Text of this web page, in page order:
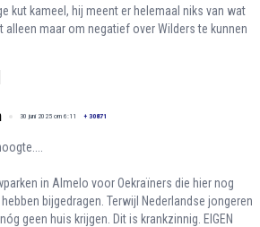
kut kameel, hij meent er helemaal niks van wat
alleen maar om negatief over Wilders te kunnen
30 juni 2025 om 6:11 + 30871
in Almelo voor Oekraïners die hier nog
bijgedragen. Terwijl Nederlandse jongeren
geen huis krijgen. Dit is krankzinnig. EIGEN